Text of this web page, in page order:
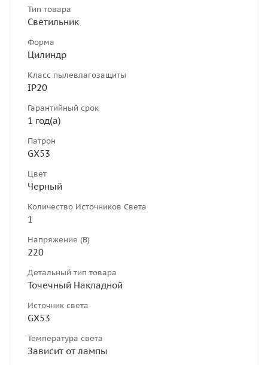
Тип товара
Светильник
Форма
Цилиндр
Класс пылевлагозащиты
IP20
Гарантийный срок
1 год(а)
Патрон
GX53
Цвет
Черный
Количество Источников Света
1
Напряжение (В)
220
Детальный тип товара
Точечный Накладной
Источник света
GX53
Температура света
Зависит от лампы